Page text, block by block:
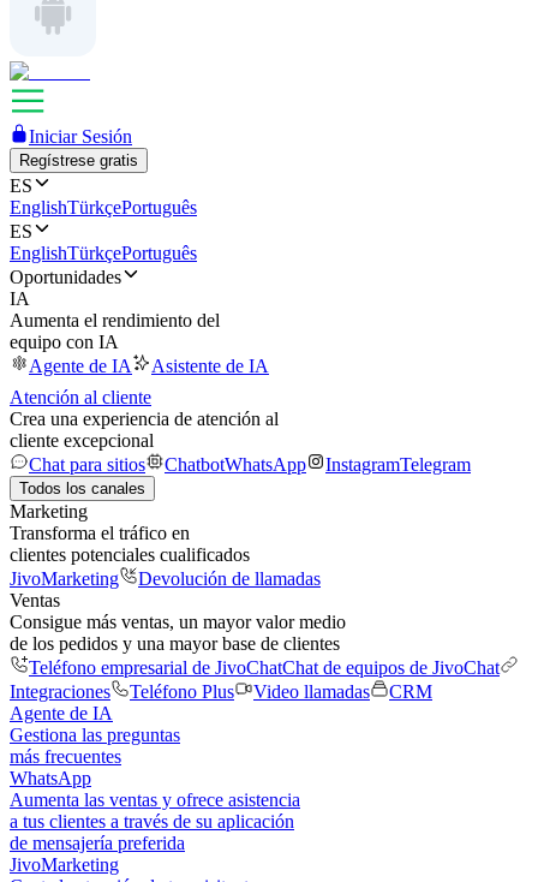
Iniciar Sesión
Regístrese gratis
ES
EnglishTürkçePortuguês
ES
EnglishTürkçePortuguês
Oportunidades
IA
Aumenta el rendimiento del
equipo con IA
Agente de IA
Asistente de IA
Atención al cliente
Crea una experiencia de atención al
cliente excepcional
Chat para sitios
ChatbotWhatsApp InstagramTelegram
Todos los canales
Marketing
Transforma el tráfico en
clientes potenciales cualificados
JivoMarketing
Devolución de llamadas
Ventas
Consigue más ventas, un mayor valor medio
de los pedidos y una mayor base de clientes
Teléfono empresarial de JivoChatChat de equipos de JivoChat
Integraciones
Teléfono Plus Video llamadas
CRM
Agente de IA
Gestiona las preguntas
más frecuentes
WhatsApp
Aumenta las ventas y ofrece asistencia
a tus clientes a través de su aplicación
de mensajería preferida
JivoMarketing